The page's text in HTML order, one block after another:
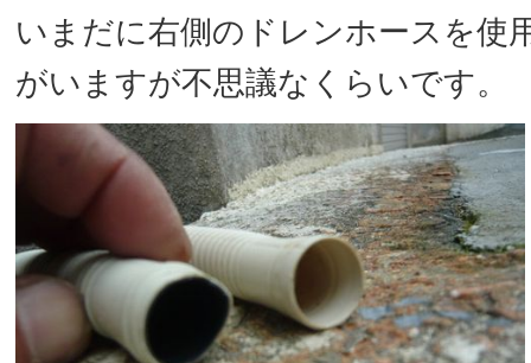
いまだに右側のドレンホースを使
がいますが不思議なくらいです。